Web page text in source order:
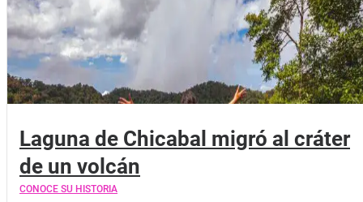
Laguna de Chicabal migró al cráter
de un volcán
CONOCE SU HISTORIA